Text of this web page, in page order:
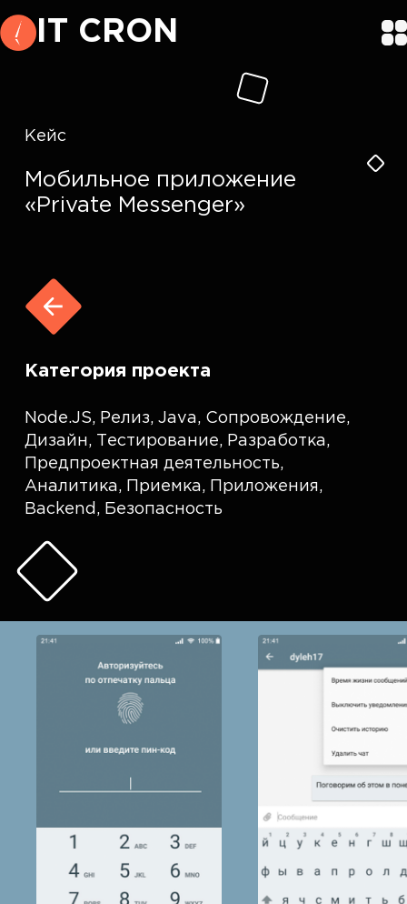
IT CRON
Кейс
Мобильное приложение
«Private Messenger»
Категория проекта
Node.JS, Релиз,Java, Сопровождение,
Дизайн, Тестирование, Разработка,
Предпроектная деятельность,
Аналитика, Приемка, Приложения,
Backend , Безопасность